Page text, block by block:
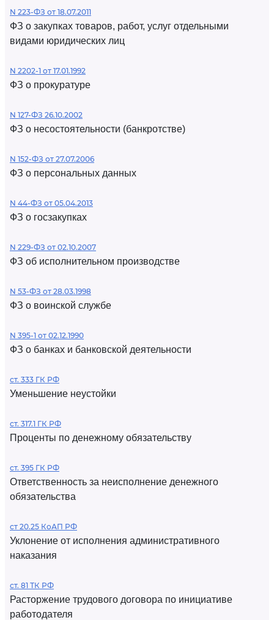
N 223-ФЗ от 18.07.2011
ФЗ о закупках товаров, работ, услуг отдельными
видами юридических лиц
N 2202-1 от 17.01.1992
ФЗ о прокуратуре
N 127-ФЗ 26.10.2002
ФЗ о несостоятельности (банкротстве)
N 152-ФЗ от 27.07.2006
ФЗ о персональных данных
N 44-ФЗ от 05.04.2013
ФЗ о госзакупках
N 229-ФЗ от 02.10.2007
ФЗ об исполнительном производстве
N 53-ФЗ от 28.03.1998
ФЗ о воинской службе
N 395-1 от 02.12.1990
ФЗ о банках и банковской деятельности
ст. 333 ГК РФ
Уменьшение неустойки
ст. 317.1 ГК РФ
Проценты по денежному обязательству
ст. 395 ГК РФ
Ответственность за неисполнение денежного
обязательства
ст 20.25 КоАП РФ
Уклонение от исполнения административного
наказания
ст. 81 ТК РФ
Расторжение трудового договора по инициативе
работодателя